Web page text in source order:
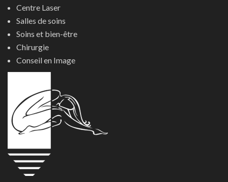
Centre Laser
Salles de soins
Soins et bien-être
Chirurgie
Conseil en Image